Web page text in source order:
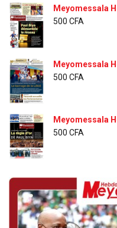
Meyomessala
500 CFA
Meyomessala
500 CFA
Meyomessala
500 CFA